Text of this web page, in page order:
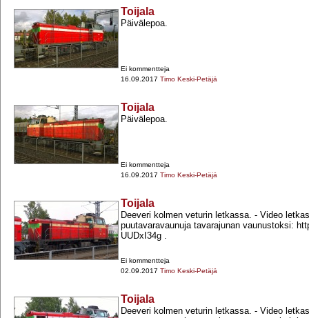
Toijala
Päivälepoa.
Ei kommentteja
16.09.2017 Timo Keski-Petäjä
Toijala
Päivälepoa.
Ei kommentteja
16.09.2017 Timo Keski-Petäjä
Toijala
Deeveri kolmen veturin letkassa. -​ Video
puutavaravaunuja tavarajunan vaunustoksi:
UUDxI34g .
Ei kommentteja
02.09.2017 Timo Keski-Petäjä
Toijala
Deeveri kolmen veturin letkassa. -​ Video